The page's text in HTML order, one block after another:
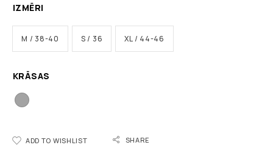
IZMĒRI
M / 38-40 S / 36 XL / 44-46
KRĀSAS
ADD TO WISHLIST SHARE